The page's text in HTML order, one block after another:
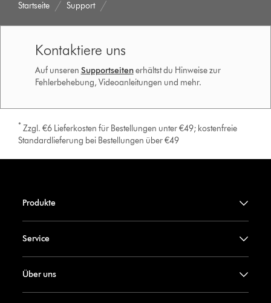
Startseite Support
Kontaktiere uns
Auf unseren Supportseiten erhältst du Hinweise zur
Fehlerbehebung, Videoanleitungen und mehr.
* Zzgl. €6 Lieferkosten für Bestellungen unter €49; kostenfreie
Standardlieferung bei Bestellungen über €49
Produkte
Service
Über uns